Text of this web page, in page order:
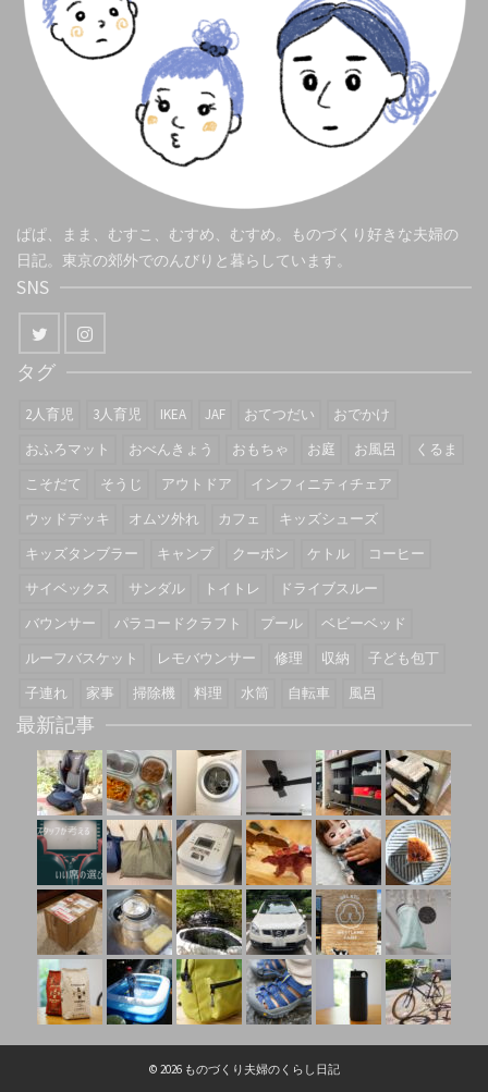
ぱぱ、まま、むすこ、むすめ、むすめ。ものづくり好きな夫婦の
日記。東京の郊外でのんびりと暮らしています。
SNS
タグ
2人育児 3人育児 IKEA JAF おてつだい
おでかけ
おふろマット
おべんきょう おもちゃ お庭 お風呂
くるま
こそだて
そうじ アウトドア
インフィニティチェア
ウッドデッキ
オムツ外れ カフェ
キッズシューズ
キッズタンブラー
キャンプ クーポン ケトル
コーヒー
サイベックス
サンダル トイトレ
ドライブスルー
バウンサー
パラコードクラフト プール
ベビーベッド
ルーフバスケット
レモバウンサー 修理 収納
子ども包丁
子連れ
家事 掃除機 料理 水筒 自転車 風呂
最新記事
© 2026 ものづくり夫婦のくらし日記